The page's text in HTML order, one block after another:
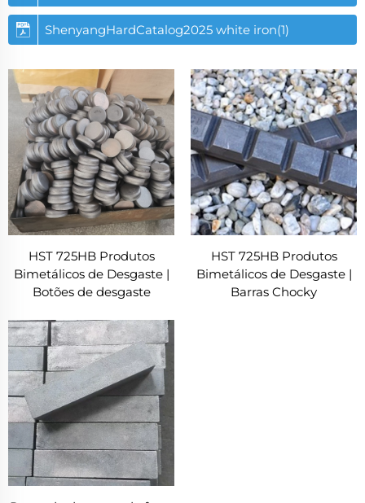
ShenyangHardCatalog2025 white iron(1)
HST 725HB Produtos
Bimetálicos de Desgaste |
Botões de desgaste
HST 725HB Produtos
Bimetálicos de Desgaste |
Barras Chocky